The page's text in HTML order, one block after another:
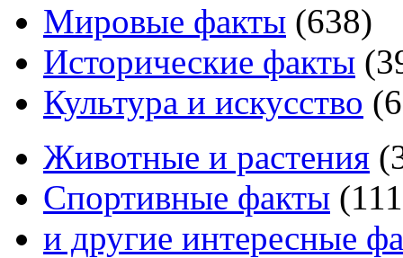
Мировые факты (638)
Исторические факты (
Культура и искусство (
Животные и растения (
Спортивные факты (111
и другие интересные